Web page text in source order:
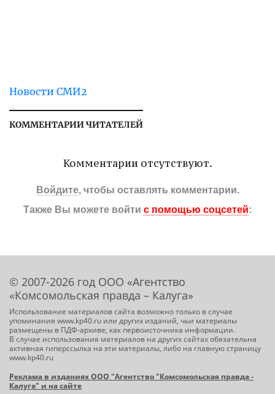
Новости СМИ2
КОММЕНТАРИИ ЧИТАТЕЛЕЙ
Комментарии отсутствуют.
Войдите, чтобы оставлять комментарии.
Также Вы можете войти с помощью соцсетей:
© 2007-2026 год ООО «Агентство
«Комсомольская правда – Калуга»
Использование материалов сайта возможно только в случае
упоминания www.kp40.ru или других изданий, чьи материалы
размещены в ПДФ-архиве, как первоисточника информации.
В случае использования материалов на других сайтах обязательна
активная гиперссылка на эти материалы, либо на главную страницу
www.kp40.ru
Реклама в изданиях ООО "Агентство "Комсомольская правда -
Калуга" и на сайте